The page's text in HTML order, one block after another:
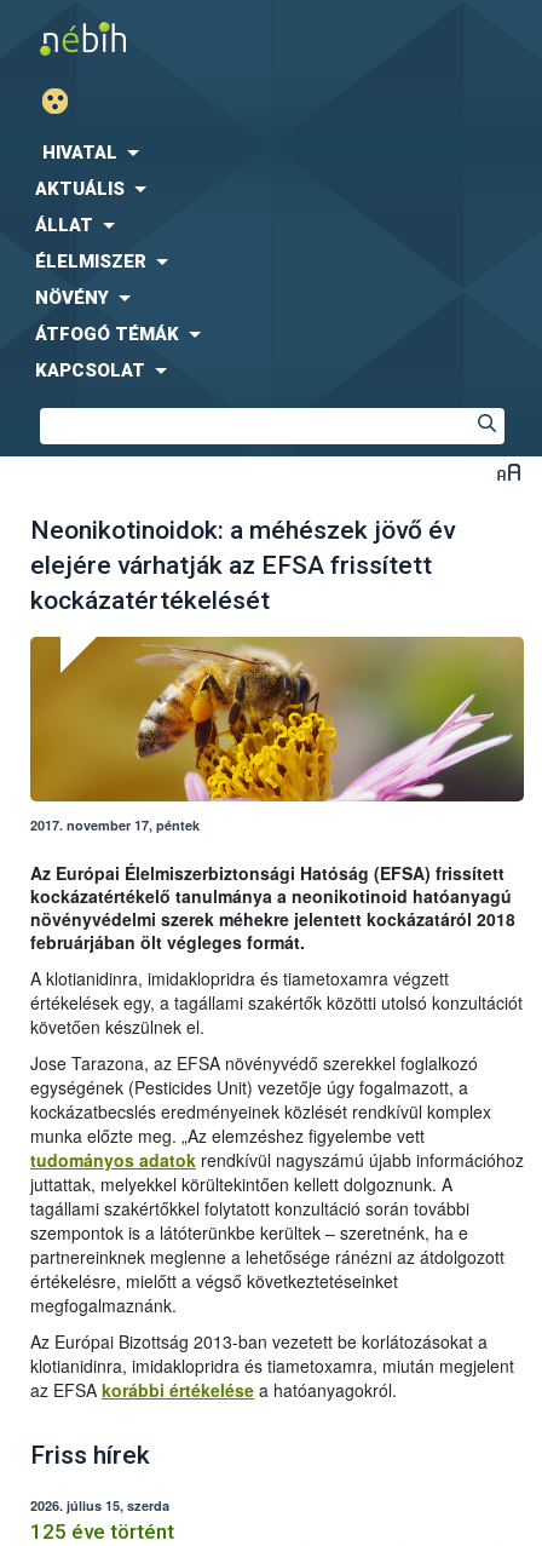
HIVATAL
AKTUÁLIS
ÁLLAT
ÉLELMISZER
NÖVÉNY
ÁTFOGÓ TÉMÁK
KAPCSOLAT
Neonikotinoidok: a méhészek jövő év
elejére várhatják az EFSA frissített
kockázatértékelését
2017. november 17, péntek
Az Európai Élelmiszerbiztonsági Hatóság (EFSA) frissített
kockázatértékelő tanulmánya a neonikotinoid hatóanyagú
növényvédelmi szerek méhekre jelentett kockázatáról 2018
februárjában ölt végleges formát.
A klotianidinra, imidaklopridra és tiametoxamra végzett
értékelések egy, a tagállami szakértők közötti utolsó konzultációt
követően készülnek el.
Jose Tarazona, az EFSA növényvédő szerekkel foglalkozó
egységének (Pesticides Unit) vezetője úgy fogalmazott, a
kockázatbecslés eredményeinek közlését rendkívül komplex
munka előzte meg. „Az elemzéshez figyelembe vett
tudományos adatok rendkívül nagyszámú újabb információhoz
juttattak, melyekkel körültekintően kellett dolgoznunk. A
tagállami szakértőkkel folytatott konzultáció során további
szempontok is a látóterünkbe kerültek – szeretnénk, ha e
partnereinknek meglenne a lehetősége ránézni az átdolgozott
értékelésre, mielőtt a végső következtetéseinket
megfogalmaznánk.
Az Európai Bizottság 2013-ban vezetett be korlátozásokat a
klotianidinra, imidaklopridra és tiametoxamra, miután megjelent
az EFSA korábbi értékelése a hatóanyagokról.
Friss hírek
2026. július 15, szerda
125 éve történt